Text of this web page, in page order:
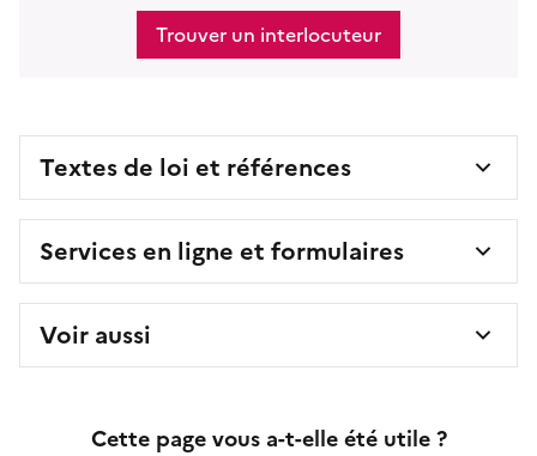
Trouver un interlocuteur
Textes de loi et références
Services en ligne et formulaires
Voir aussi
Cette page vous a-t-elle été utile ?